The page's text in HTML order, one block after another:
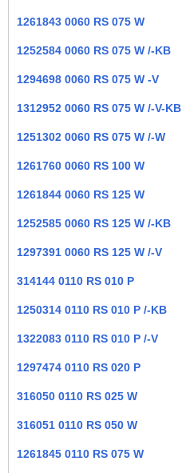
1261843 0060 RS 075 W
1252584 0060 RS 075 W /-KB
1294698 0060 RS 075 W -V
1312952 0060 RS 075 W /-V-KB
1251302 0060 RS 075 W /-W
1261760 0060 RS 100 W
1261844 0060 RS 125 W
1252585 0060 RS 125 W /-KB
1297391 0060 RS 125 W /-V
314144 0110 RS 010 P
1250314 0110 RS 010 P /-KB
1322083 0110 RS 010 P /-V
1297474 0110 RS 020 P
316050 0110 RS 025 W
316051 0110 RS 050 W
1261845 0110 RS 075 W